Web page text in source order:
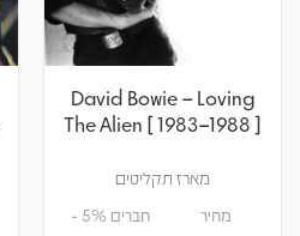
David Bowie – Loving
The Alien [ 1983–1988 ]
מארז תקליטים
מחיר חברים 5% -